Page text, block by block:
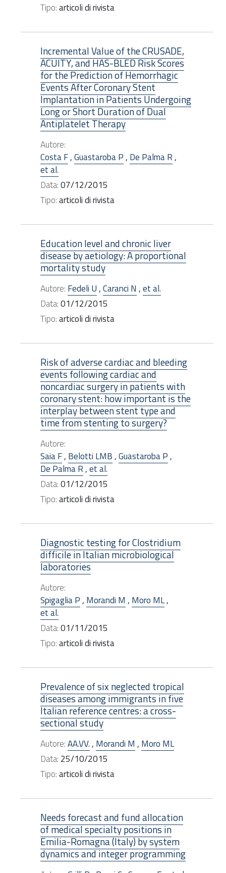
Tipo:articoli di rivista
Incremental Value of the CRUSADE,
ACUITY, and HAS-BLED Risk Scores
for the Prediction of Hemorrhagic
Events After Coronary Stent
Implantation in Patients Undergoing
Long or Short Duration of Dual
Antiplatelet Therapy
Autore:
Costa F,Guastaroba P, De Palma R,
et al.
Data:07/12/2015
Tipo:articoli di rivista
Education level and chronic liver
disease by aetiology: A proportional
mortality study
Autore: Fedeli U,Caranci N ,et al.
Data:01/12/2015
Tipo:articoli di rivista
Risk of adverse cardiac and bleeding
events following cardiac and
noncardiac surgery in patients with
coronary stent: how important is the
interplay between stent type and
time from stenting to surgery?
Autore:
Saia F, Belotti LMB,Guastaroba P,
De Palma R,et al.
Data:01/12/2015
Tipo:articoli di rivista
Diagnostic testing for Clostridium
difficile in Italian microbiological
laboratories
Autore:
Spigaglia P, Morandi M , Moro ML,
et al.
Data:01/11/2015
Tipo:articoli di rivista
Prevalence of six neglected tropical
diseases among immigrants in five
Italian reference centres: a cross-
sectional study
Autore:AA.VV., Morandi M , Moro ML
Data: 25/10/2015
Tipo:articoli di rivista
Needs forecast and fund allocation
of medical specialty positions in
Emilia-Romagna (Italy) by system
dynamics and integer programming